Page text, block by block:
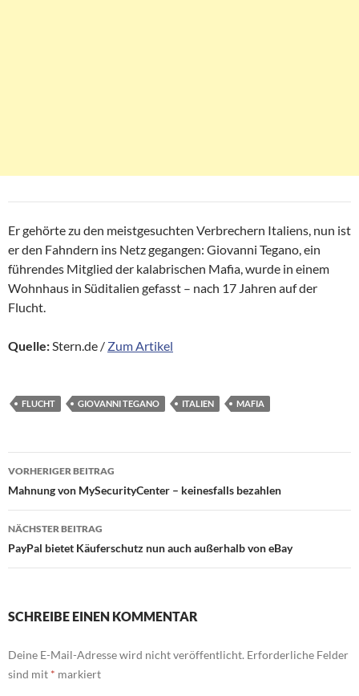
Er gehörte zu den meistgesuchten Verbrechern Italiens, nun ist
er den Fahndern ins Netz gegangen: Giovanni Tegano, ein
führendes Mitglied der kalabrischen Mafia, wurde in einem
Wohnhaus in Süditalien gefasst – nach 17 Jahren auf der
Flucht.
Quelle:Stern.de / Zum Artikel
FLUCHT GIOVANNI TEGANO ITALIEN MAFIA
Beitragsnavigation
VORHERIGER BEITRAG
Mahnung von MySecurityCenter – keinesfalls bezahlen
NÄCHSTER BEITRAG
PayPal bietet Käuferschutz nun auch außerhalb von eBay
SCHREIBE EINEN KOMMENTAR
Deine E-Mail-Adresse wird nicht veröffentlicht. Erforderliche Felder
sind mit * markiert